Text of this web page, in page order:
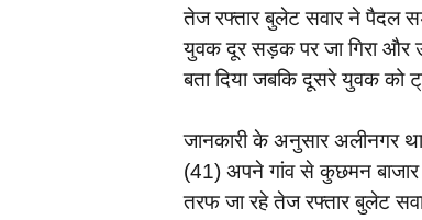
तेज रफ्तार बुलेट सवार ने पैदल
युवक दूर सड़क पर जा गिरा और
बता दिया जबकि दूसरे युवक को
जानकारी के अनुसार अलीनगर
(41) अपने गांव से कुछमन
तरफ जा रहे तेज रफ्तार बुलेट